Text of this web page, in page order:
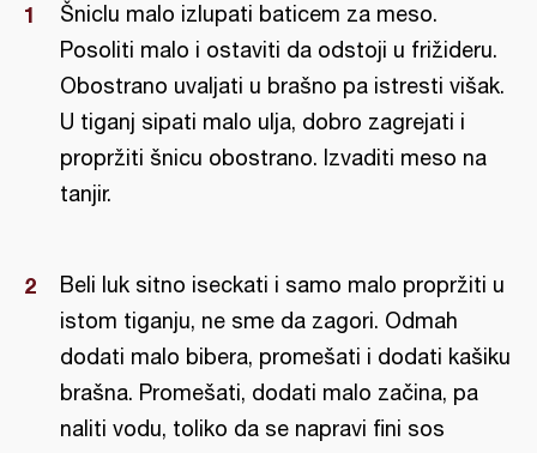
Šniclu malo izlupati baticem za meso.
Posoliti malo i ostaviti da odstoji u frižideru.
Obostrano uvaljati u brašno pa istresti višak.
U tiganj sipati malo ulja, dobro zagrejati i
propržiti šnicu obostrano. Izvaditi meso na
tanjir.
Beli luk sitno iseckati i samo malo propržiti u
istom tiganju, ne sme da zagori. Odmah
dodati malo bibera, promešati i dodati kašiku
brašna. Promešati, dodati malo začina, pa
naliti vodu, toliko da se napravi fini sos